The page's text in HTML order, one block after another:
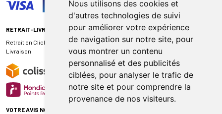
Nous utilisons des cookies et
d'autres technologies de suivi
pour améliorer votre expérience
de navigation sur notre site, pour
vous montrer un contenu
personnalisé et des publicités
ciblées, pour analyser le trafic de
notre site et pour comprendre la
provenance de nos visiteurs.
RETRAIT-LIVRAISON
Retrait en Click & Collect
Livraison
VOTRE AVIS NOUS INTÉRESSE